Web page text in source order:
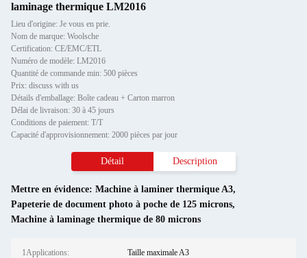
laminage thermique LM2016
Lieu d'origine: Je vous en prie.
Nom de marque: Woolsche
Certification: CE/EMC/ETL
Numéro de modèle: LM2016
Quantité de commande min: 500 pièces
Prix: discuss with us
Détails d'emballage: Boîte cadeau + Carton marron
Délai de livraison: 30 à 45 jours
Conditions de paiement: T/T
Capacité d'approvisionnement: 2000 pièces par jour
Détail Description
Mettre en évidence: Machine à laminer thermique A3,
Papeterie de document photo à poche de 125 microns,
Machine à laminage thermique de 80 microns
1Applications: Taille maximale A3